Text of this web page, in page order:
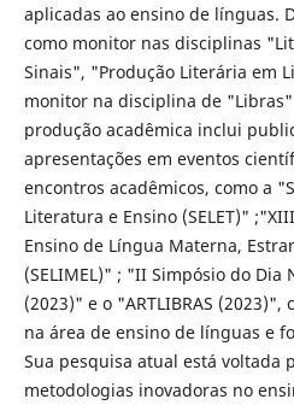
aplicadas ao ensino de línguas.
como monitor nas disciplinas
Sinais", "Produção Literária em
monitor na disciplina de
produção acadêmica inclui
apresentações em eventos
encontros acadêmicos, como a
Literatura e Ensino (SELET)"
Ensino de Língua Materna,
(SELIMEL)" ; "II Simpósio do Dia
(2023)" e o "ARTLIBRAS
na área de ensino de línguas e
Sua pesquisa atual está voltada
metodologias inovadoras no